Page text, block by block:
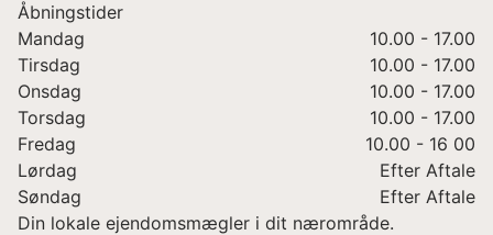
Åbningstider
Mandag
10.00 - 17.00
Tirsdag
10.00 - 17.00
Onsdag
10.00 - 17.00
Torsdag
10.00 - 17.00
Fredag
10.00 - 16 00
Lørdag
Efter Aftale
Søndag
Efter Aftale
Din lokale ejendomsmægler i dit nærområde.